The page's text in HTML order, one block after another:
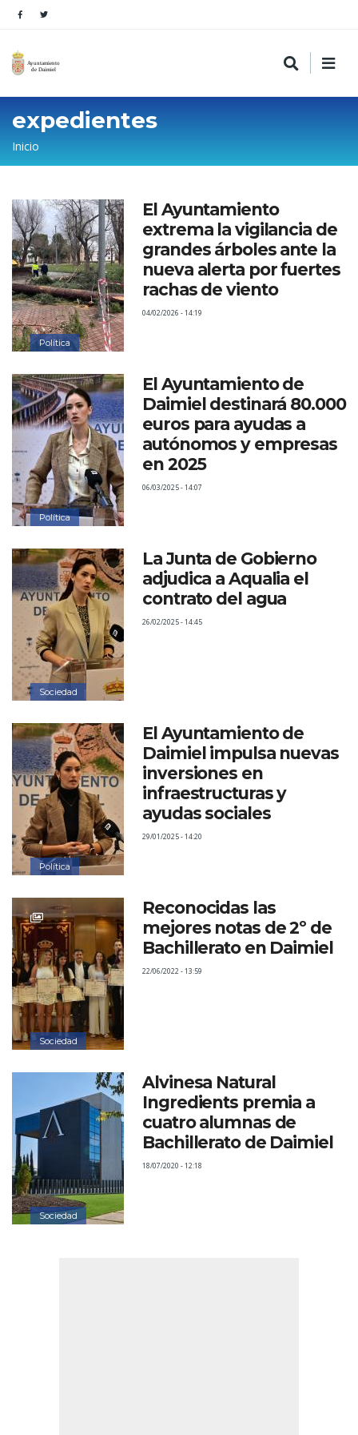
expedientes
Sobrescribir
enlaces
de
ayuda
a
la
navegación
Inicio
Política
El Ayuntamiento
extrema la vigilancia de
grandes árboles ante la
nueva alerta por fuertes
rachas de viento
04/02/2026 - 14:19
Política
El Ayuntamiento de
Daimiel destinará 80.000
euros para ayudas a
autónomos y empresas
en 2025
06/03/2025 - 14:07
Sociedad
La Junta de Gobierno
adjudica a Aqualia el
contrato del agua
26/02/2025 - 14:45
Política
El Ayuntamiento de
Daimiel impulsa nuevas
inversiones en
infraestructuras y
ayudas sociales
29/01/2025 - 14:20
Sociedad
Reconocidas las
mejores notas de 2º de
Bachillerato en Daimiel
22/06/2022 - 13:59
Sociedad
Alvinesa Natural
Ingredients premia a
cuatro alumnas de
Bachillerato de Daimiel
18/07/2020 - 12:18